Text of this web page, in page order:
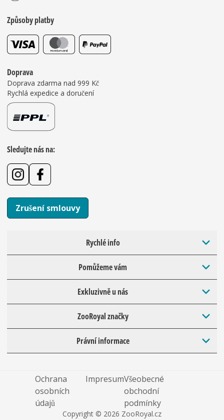
Způsoby platby
Doprava
Doprava zdarma nad 999 Kč
Rychlá expedice a doručení
Sledujte nás na:
Zrušení smlouvy
Rychlé info
Pomůžeme vám
Exkluzivně u nás
ZooRoyal značky
Právní informace
Ochrana
osobních
údajů
ImpresumVšeobecné
obchodní
podmínky
Copyright © 2026 ZooRoyal.cz